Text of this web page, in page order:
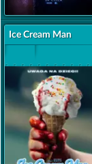
Ice Cream Man